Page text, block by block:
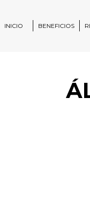
INICIO BENEFICIOS